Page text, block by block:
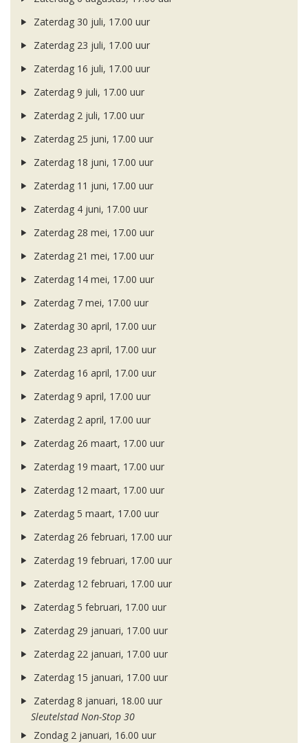
Zaterdag 30 juli, 17.00 uur
Zaterdag 23 juli, 17.00 uur
Zaterdag 16 juli, 17.00 uur
Zaterdag 9 juli, 17.00 uur
Zaterdag 2 juli, 17.00 uur
Zaterdag 25 juni, 17.00 uur
Zaterdag 18 juni, 17.00 uur
Zaterdag 11 juni, 17.00 uur
Zaterdag 4 juni, 17.00 uur
Zaterdag 28 mei, 17.00 uur
Zaterdag 21 mei, 17.00 uur
Zaterdag 14 mei, 17.00 uur
Zaterdag 7 mei, 17.00 uur
Zaterdag 30 april, 17.00 uur
Zaterdag 23 april, 17.00 uur
Zaterdag 16 april, 17.00 uur
Zaterdag 9 april, 17.00 uur
Zaterdag 2 april, 17.00 uur
Zaterdag 26 maart, 17.00 uur
Zaterdag 19 maart, 17.00 uur
Zaterdag 12 maart, 17.00 uur
Zaterdag 5 maart, 17.00 uur
Zaterdag 26 februari, 17.00 uur
Zaterdag 19 februari, 17.00 uur
Zaterdag 12 februari, 17.00 uur
Zaterdag 5 februari, 17.00 uur
Zaterdag 29 januari, 17.00 uur
Zaterdag 22 januari, 17.00 uur
Zaterdag 15 januari, 17.00 uur
Zaterdag 8 januari, 18.00 uur
Sleutelstad Non-Stop 30
Zondag 2 januari, 16.00 uur